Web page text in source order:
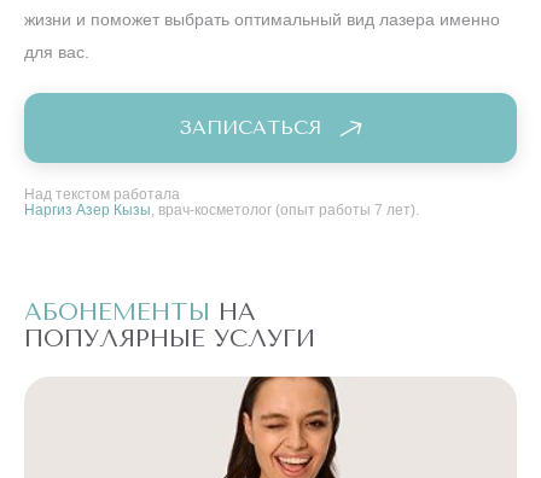
жизни и поможет выбрать оптимальный вид лазера именно
для вас.
ЗАПИСАТЬСЯ
Над текстом работала
Наргиз Азер Кызы, врач-косметолог (опыт работы 7 лет).
АБОНЕМЕНТЫ НА
ПОПУЛЯРНЫЕ УСЛУГИ